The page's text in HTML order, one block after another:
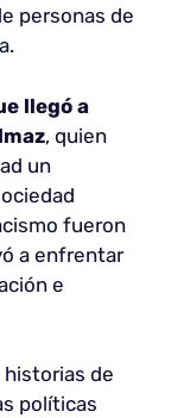
personas de
llegó a
, quien
un
fueron
a enfrentar
e
de
políticas